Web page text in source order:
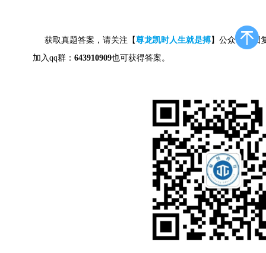
获取真题答案，请关注【尊龙凯时人生就是搏】公众号，回
加入qq群： 643910909也可获得答案。